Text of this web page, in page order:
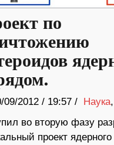
по
09/2012 / 19:57 / Наука,
во вторую фазу
проект ядерного